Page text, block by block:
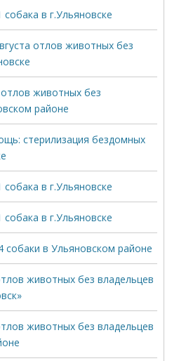
в г.Ульяновске
отлов животных без
животных без
районе
стерилизация бездомных
в г.Ульяновске
в г.Ульяновске
собаки в Ульяновском районе
животных без владельцев
животных без владельцев